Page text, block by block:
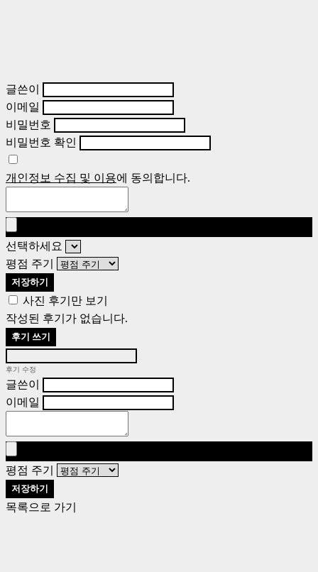
글쓴이
이메일
비밀번호
비밀번호 확인
개인정보 수집 및 이용에 동의합니다.
선택하세요
평점 주기
저장하기
사진 후기만 보기
작성된 후기가 없습니다.
후기 쓰기
후기 수정
글쓴이
이메일
평점 주기
저장하기
목록으로 가기